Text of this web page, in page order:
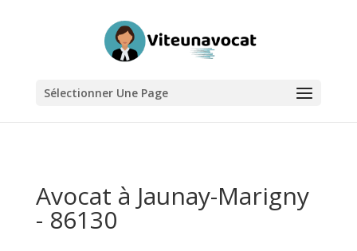
Sélectionner Une Page
Avocat à Jaunay-Marigny
- 86130